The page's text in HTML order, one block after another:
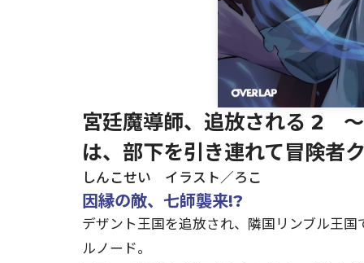
宮廷魔導師、追放される 2
は、部下を引き連れて冒険者
しんこせい イラスト／ろこ
因縁の敵、七師襲来!?
デザント王国を追放され、隣国リンブル王
ルノード。